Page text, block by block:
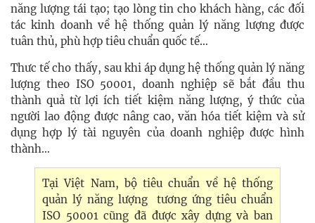
năng lượng tái tạo; tạo lòng tin cho khách hàng, các đối
tác kinh doanh về hệ thống quản lý năng lượng được
tuân thủ, phù hợp tiêu chuẩn quốc tế…
Thưc tế cho thấy, sau khi áp dụng hệ thống quản lý năng
lượng theo ISO 50001, doanh nghiệp sẽ bắt đầu thu
thành quả từ lợi ích tiết kiệm năng lượng, ý thức của
người lao động được nâng cao, văn hóa tiết kiệm và sử
dụng hợp lý tài nguyên của doanh nghiệp được hình
thành…
Tại Việt Nam, bộ tiêu chuẩn về hệ thống
quản lý năng lượng tương ứng tiêu chuẩn
ISO 50001 cũng đã được xây dựng và ban